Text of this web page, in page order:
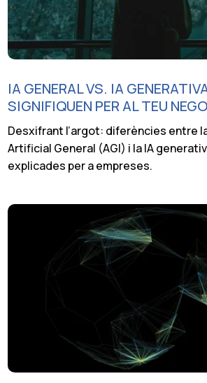
IA GENERAL VS. IA
SIGNIFIQUEN PER AL TEU
Desxifrant l’argot: diferències entre
Artificial General (AGI) i la IA
explicades per a empreses.